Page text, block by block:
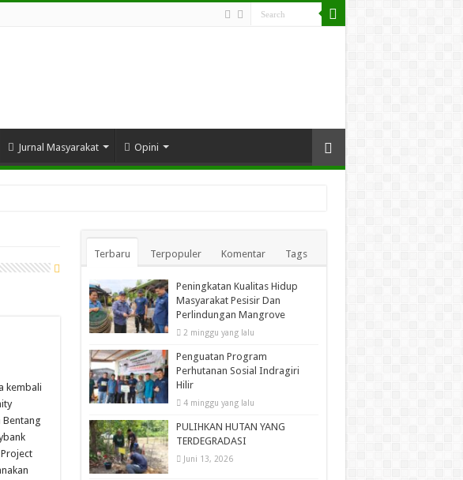
Jurnal Masyarakat Opini
kembali
Bentang
Terbaru Terpopuler Komentar Tags
Peningkatan Kualitas Hidup
Masyarakat Pesisir Dan
Perlindungan Mangrove
2 minggu yang lalu
Penguatan Program
Perhutanan Sosial Indragiri
Hilir
4 minggu yang lalu
PULIHKAN HUTAN YANG
TERDEGRADASI
Juni 13, 2026